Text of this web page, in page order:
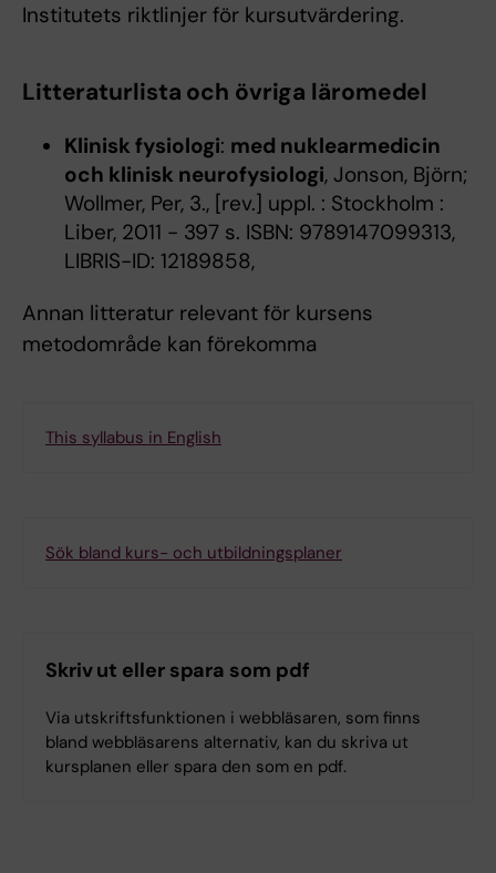
Institutets riktlinjer för kursutvärdering.
Litteraturlista och övriga läromedel
Klinisk fysiologi: med nuklearmedicin
och klinisk neurofysiologi, Jonson, Björn;
Wollmer, Per, 3., [rev.] uppl. : Stockholm :
Liber, 2011 - 397 s. ISBN: 9789147099313,
LIBRIS-ID: 12189858,
Annan litteratur relevant för kursens
metodområde kan förekomma
This syllabus in English
Sök bland kurs- och utbildningsplaner
Skriv ut eller spara som pdf
Via utskriftsfunktionen i webbläsaren, som finns
bland webbläsarens alternativ, kan du skriva ut
kursplanen eller spara den som en pdf.